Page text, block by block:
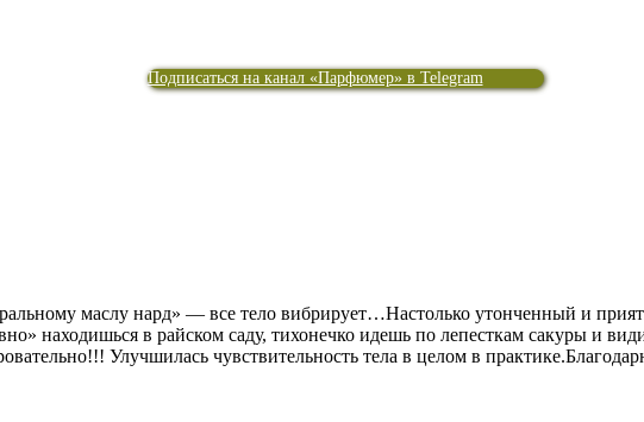
Подписаться на канал «Парфюмер» в Telegram
маслу нард» — все тело вибрирует…Настолько утонченный и
находишься в райском саду, тихонечко идешь по лепесткам сакуры и
Улучшилась чувствительность тела в целом в